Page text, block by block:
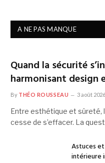
A NE PAS MANQUE
Quand la sécurité
harmonisant
By THÉO ROUSSEAU 3 août 2026
Entre esthétique et sûreté,
cesse de s’effacer. La
Astuces
intérieure